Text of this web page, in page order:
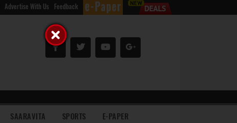
Advertise With Us Feedback
SAARAVITA SPORTS E-PAPER